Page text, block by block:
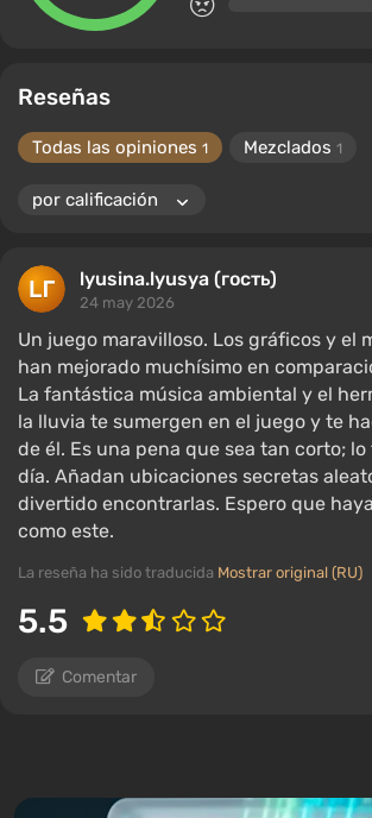
Reseñas
Todas las opiniones 1 Mezclados 1
lyusina.lyusya (гость)
24 may 2026
Un juego maravilloso. Los gráficos y el
han mejorado muchísimo en
La fantástica música ambiental y el
la lluvia te sumergen en el juego y te
de él. Es una pena que sea tan corto;
día. Añadan ubicaciones secretas
divertido encontrarlas. Espero que
como este.
La reseña ha sido traducida Mostrar original (RU)
5.5
Comentar